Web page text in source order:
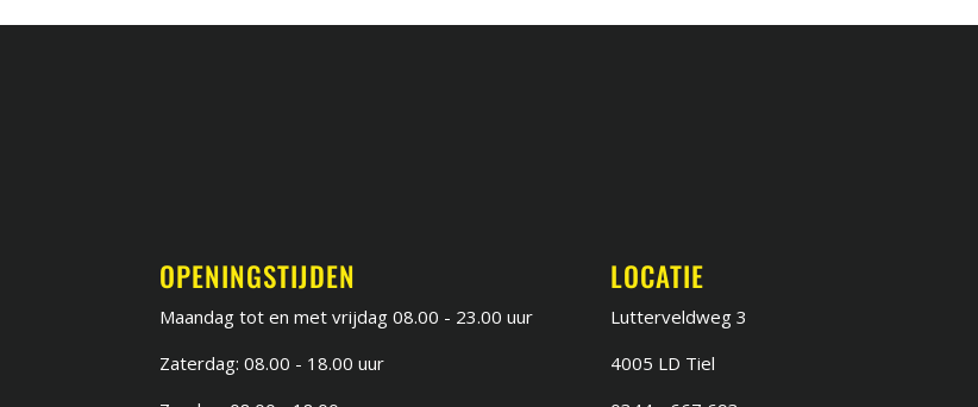
OPENINGSTIJDEN
Maandag tot en met vrijdag 08.00 - 23.00 uur
Zaterdag: 08.00 - 18.00 uur
LOCATIE
Lutterveldweg 3
4005 LD Tiel